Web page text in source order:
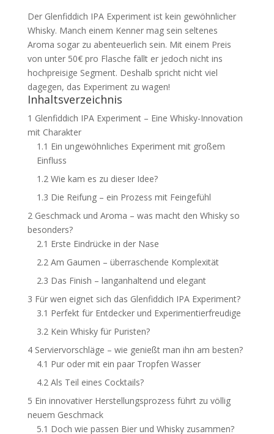
Der Glenfiddich IPA Experiment ist kein gewöhnlicher
Whisky. Manch einem Kenner mag sein seltenes
Aroma sogar zu abenteuerlich sein. Mit einem Preis
von unter 50€ pro Flasche fällt er jedoch nicht ins
hochpreisige Segment. Deshalb spricht nicht viel
dagegen, das Experiment zu wagen!
Inhaltsverzeichnis
1 Glenfiddich IPA Experiment – Eine Whisky-Innovation
mit Charakter
1.1 Ein ungewöhnliches Experiment mit großem
Einfluss
1.2Wie kam es zu dieser Idee?
1.3 Die Reifung – ein Prozess mit Feingefühl
2Geschmack und Aroma – was macht den Whisky so
besonders?
2.1 Erste Eindrücke in der Nase
2.2Am Gaumen – überraschende Komplexität
2.3 Das Finish – langanhaltend und elegant
3 Für wen eignet sich das Glenfiddich IPA Experiment?
3.1 Perfekt für Entdecker und Experimentierfreudige
3.2Kein Whisky für Puristen?
4Serviervorschläge – wie genießt man ihn am besten?
4.1 Pur oder mit ein paar Tropfen Wasser
4.2Als Teil eines Cocktails?
5 Ein innovativer Herstellungsprozess führt zu völlig
neuem Geschmack
5.1 Doch wie passen Bier und Whisky zusammen?